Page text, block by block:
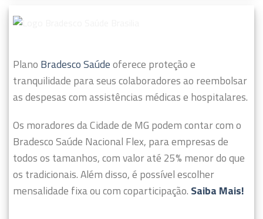
Plano Bradesco Saúdeoferece proteção e
tranquilidade para seus colaboradores ao reembolsar
as despesas com assistências médicas e hospitalares.
Os moradores da Cidade de MG podem contar com o
Bradesco Saúde Nacional Flex, para empresas de
todos os tamanhos, com valor até 25% menor do que
os tradicionais. Além disso, é possível escolher
mensalidade fixa ou com coparticipação. Saiba Mais!